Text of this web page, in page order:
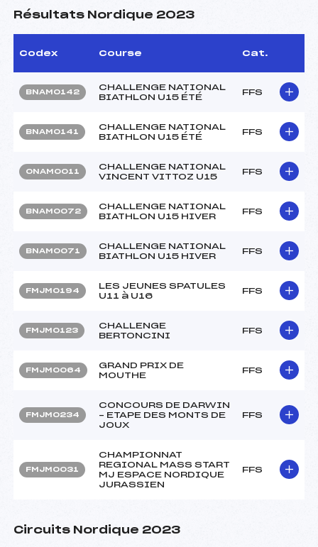
Résultats Nordique 2023
Codex Course Cat.
BNAM0142
CHALLENGE NATIONAL
BIATHLON U15 ÉTÉ
FFS
BNAM0141
CHALLENGE NATIONAL
BIATHLON U15 ÉTÉ
FFS
ONAM0011
CHALLENGE NATIONAL
VINCENT VITTOZ U15
FFS
BNAM0072
CHALLENGE NATIONAL
BIATHLON U15 HIVER
FFS
BNAM0071
CHALLENGE NATIONAL
BIATHLON U15 HIVER
FFS
FMJM0194
LES JEUNES SPATULES
U11 à U16
FFS
FMJM0123
CHALLENGE
BERTONCINI
FFS
FMJM0064
GRAND PRIX DE
MOUTHE
FFS
FMJM0234
CONCOURS DE DARWIN
– ETAPE DES MONTS DE
JOUX
FFS
FMJM0031
CHAMPIONNAT
REGIONAL MASS START
MJ ESPACE NORDIQUE
JURASSIEN
FFS
Circuits Nordique 2023